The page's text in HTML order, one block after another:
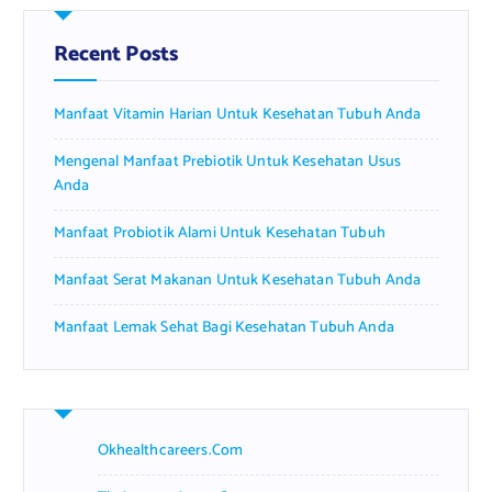
h
f
o
:
Recent Posts
Manfaat Vitamin Harian Untuk Kesehatan Tubuh Anda
Mengenal Manfaat Prebiotik Untuk Kesehatan Usus
Anda
Manfaat Probiotik Alami Untuk Kesehatan Tubuh
Manfaat Serat Makanan Untuk Kesehatan Tubuh Anda
Manfaat Lemak Sehat Bagi Kesehatan Tubuh Anda
Okhealthcareers.com